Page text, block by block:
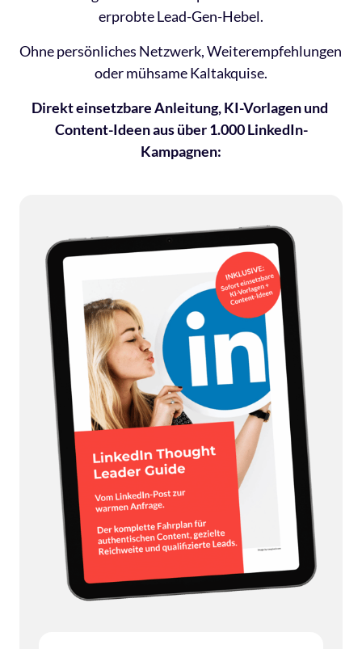
erprobte Lead-Gen-Hebel.
Ohne persönliches Netzwerk, Weiterempfehlungen
oder mühsame Kaltakquise.
Direkt einsetzbare Anleitung, KI-Vorlagen und
Content-Ideen aus über 1.000 LinkedIn-
Kampagnen: